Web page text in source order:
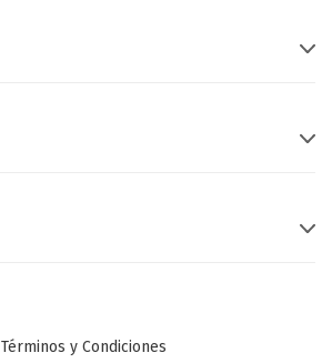
Términos y Condiciones